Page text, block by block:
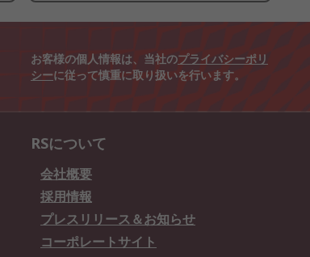
お客様の個人情報は、当社のプライバシーポリ
シーに従って慎重に取り扱いを行います。
RSについて
会社概要
採用情報
プレスリリース＆お知らせ
コーポレートサイト